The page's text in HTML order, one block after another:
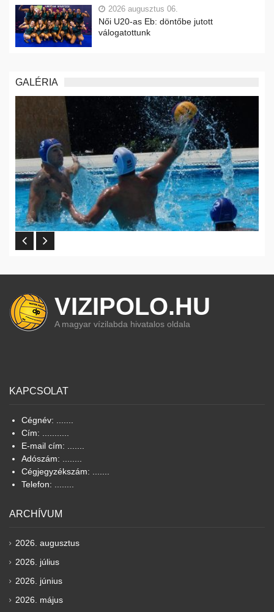
2026 augusztus 06.
Női U20-as Eb: döntőbe jutott
válogatottunk
GALÉRIA
VIZIPOLO.HU
A magyar vízilabda hivatalos oldala
KAPCSOLAT
Cégnév: .......
Cím: ...........
E-mail cím: .......
Adószám: ........
Cégjegyzékszám: .......
Telefon: ........
ARCHÍVUM
2026. augusztus
2026. július
2026. június
2026. május